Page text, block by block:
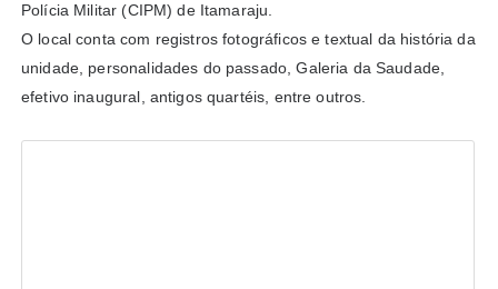
Polícia Militar (CIPM) de Itamaraju.
O local conta com registros fotográficos e textual da história da
unidade, personalidades do passado, Galeria da Saudade,
efetivo inaugural, antigos quartéis, entre outros.